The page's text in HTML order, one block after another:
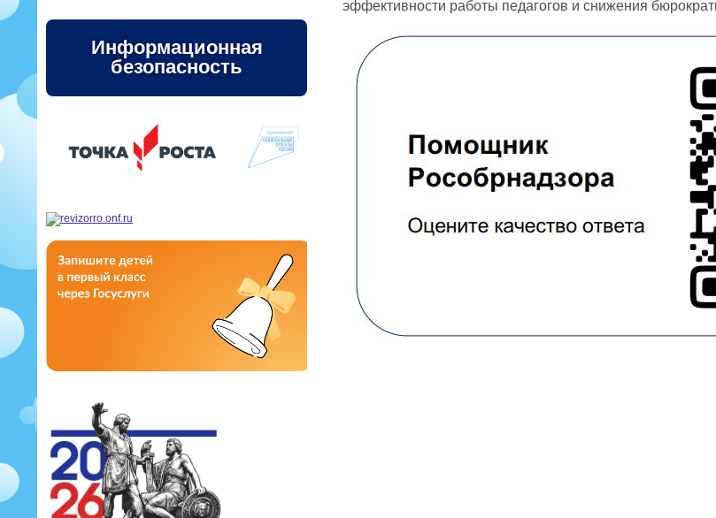
Информационная
безопасность
эффективности работы педагогов и снижения